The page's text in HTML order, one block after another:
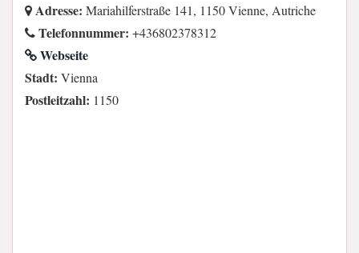
Adresse: Mariahilferstraße 141, 1150 Vienne, Autriche
Telefonnummer: +436802378312
Webseite
Stadt: Vienna
Postleitzahl: 1150